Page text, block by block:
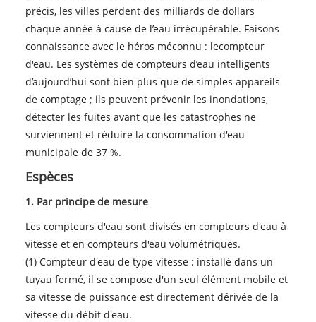
précis, les villes perdent des milliards de dollars
chaque année à cause de l’eau irrécupérable. Faisons
connaissance avec le héros méconnu : lecompteur
d'eau. Les systèmes de compteurs d’eau intelligents
d’aujourd’hui sont bien plus que de simples appareils
de comptage ; ils peuvent prévenir les inondations,
détecter les fuites avant que les catastrophes ne
surviennent et réduire la consommation d'eau
municipale de 37 %.
Espèces
1. Par principe de mesure
Les compteurs d'eau sont divisés en compteurs d'eau à
vitesse et en compteurs d'eau volumétriques.
(1) Compteur d'eau de type vitesse : installé dans un
tuyau fermé, il se compose d'un seul élément mobile et
sa vitesse de puissance est directement dérivée de la
vitesse du débit d'eau.